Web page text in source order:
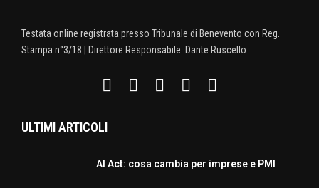
Testata online registrata presso Tribunale di Benevento con Reg.
Stampa n°3/18 | Direttore Responsabile: Dante Ruscello
ULTIMI ARTICOLI
AI Act: cosa cambia per imprese e PMI